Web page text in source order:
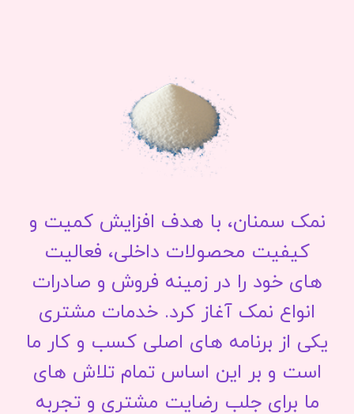
نمک سمنان، با هدف افزایش کمیت و
کیفیت محصولات داخلی، فعالیت
های خود را در زمینه فروش و صادرات
انواع نمک آغاز کرد. خدمات مشتری
یکی از برنامه های اصلی کسب و کار ما
است و بر این اساس تمام تلاش های
ما برای جلب رضایت مشتری و تجربه